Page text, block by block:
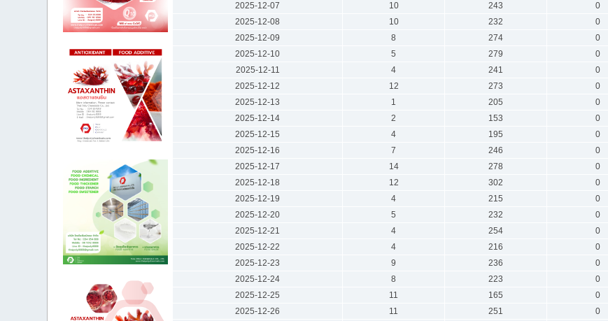
2025-12-07
10 243 0
2025-12-08
10 232 0
2025-12-09
8 274 0
2025-12-10
5 279 0
2025-12-11
4 241 0
2025-12-12
12 273 0
2025-12-13
1 205 0
2025-12-14
2 153 0
2025-12-15
4 195 0
2025-12-16
7 246 0
2025-12-17
14 278 0
2025-12-18
12 302 0
2025-12-19
4 215 0
2025-12-20
5 232 0
2025-12-21
4 254 0
2025-12-22
4 216 0
2025-12-23
9 236 0
2025-12-24
8 223 0
2025-12-25
11 165 0
2025-12-26
11 251 0